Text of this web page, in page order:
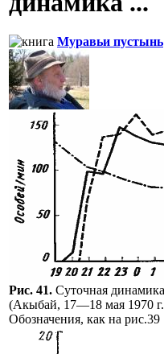
Муравьи пустынь
Рис. 41. Суточная динамика
(Акыбай, 17—18 мая 1970
Обозначения, как на рис.39